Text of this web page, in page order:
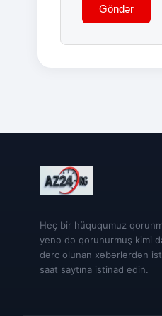
Göndər
Heç bir hüququmuz
yenə də qorunurmuş kimi
dərc olunan xəbərlərdən
saat saytına istinad edin.